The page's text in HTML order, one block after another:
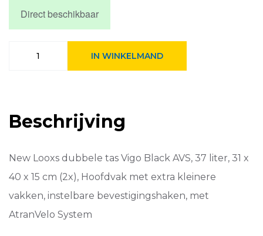
Direct beschikbaar
37L
Black
IN WINKELMAND
Beschrijving
New Looxs dubbele tas Vigo Black AVS, 37 liter, 31 x
40 x 15 cm (2x), Hoofdvak met extra kleinere
vakken, instelbare bevestigingshaken, met
AtranVelo System